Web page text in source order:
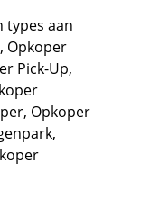
types aan
, Opkoper
Pick-Up,
, Opkoper
,